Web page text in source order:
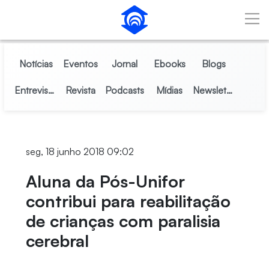
Pular para o Conteúdo principal
Notícias Eventos Jornal Ebooks Blogs
Entrevistas Revista Podcasts Mídias Newsletter
seg, 18 junho 2018 09:02
Aluna da Pós-Unifor
contribui para reabilitação
de crianças com paralisia
cerebral